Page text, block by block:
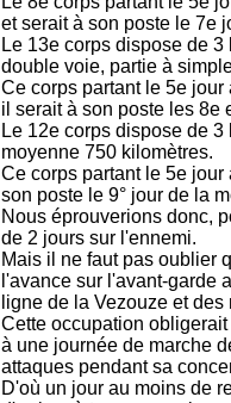
et serait à son poste le 7e
Le 13e corps dispose de
double voie, partie à
Ce corps partant le 5e
il serait à son poste les 8e
Le 12e corps dispose de
moyenne 750 kilomètres.
Ce corps partant le 5e
son poste le 9° jour de la
Nous éprouverions donc,
de 2 jours sur l'ennemi.
Mais il ne faut pas oublier
l'avance sur l'avant-garde
ligne de la Vezouze et
Cette occupation
à une journée de marche
attaques pendant sa
D'où un jour au moins de